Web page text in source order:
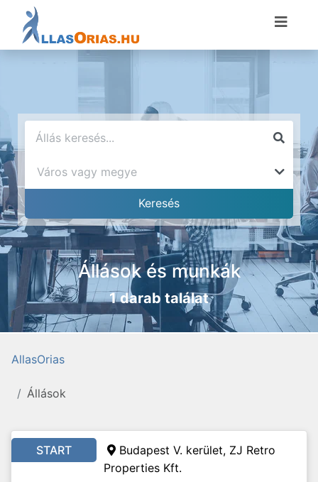
Állások és munkák
1 darab találat
AllasOrias
Állások
START
Budapest V. kerület, ZJ Retro
Properties Kft.